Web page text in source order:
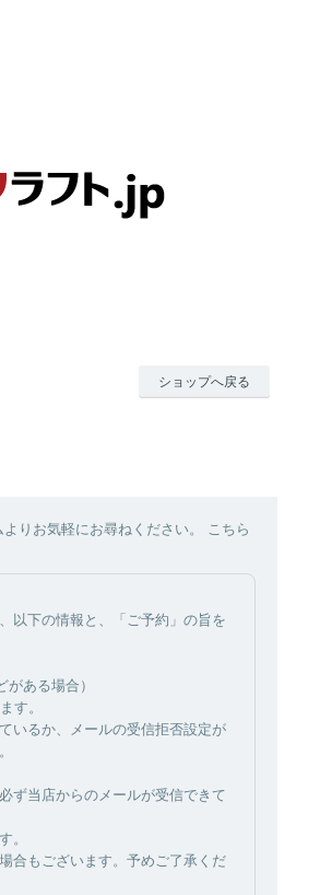
ショップへ戻る
りお気軽にお尋ねください。 こちら
以下の情報と、「ご予約」の旨を
ある場合）
す。
いるか、メールの受信拒否設定が
ず当店からのメールが受信できて
。
合もございます。予めご了承くだ